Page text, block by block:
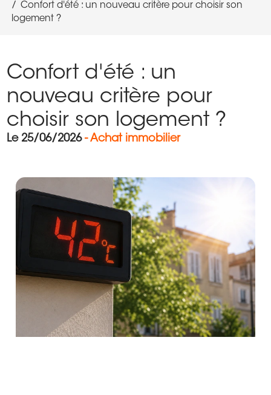
Confort d'été : un nouveau critère pour choisir son
logement ?
Confort d'été : un
nouveau critère pour
choisir son logement ?
Le 25/06/2026- Achat immobilier